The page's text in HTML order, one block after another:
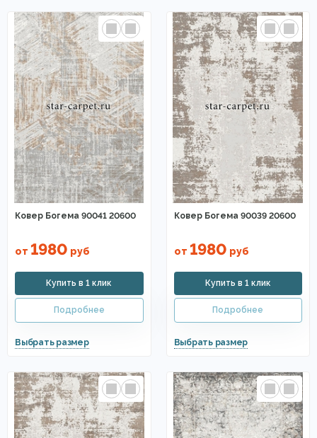
Ковер Богема 90041 20600
от 1980 руб
Ковер Богема 90039 20600
от 1980 руб